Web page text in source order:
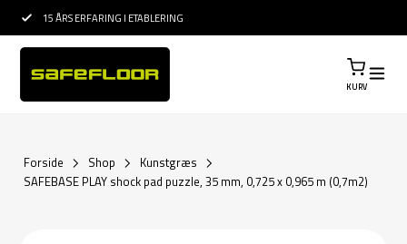
15 ÅRS ERFARING I ETABLERING
KURV
Forside Shop
Kunstgræs
SAFEBASE PLAY shock pad puzzle, 35 mm, 0,725 x 0,965 m (0,7m2)